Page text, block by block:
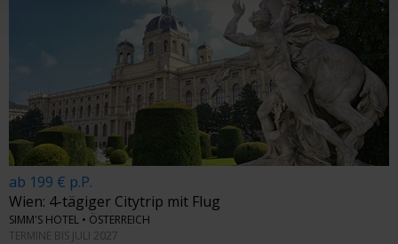
ab 199 € p.P.
Wien: 4-tägiger Citytrip mit Flug
SIMM'S HOTEL • ÖSTERREICH
TERMINE BIS JULI 2027